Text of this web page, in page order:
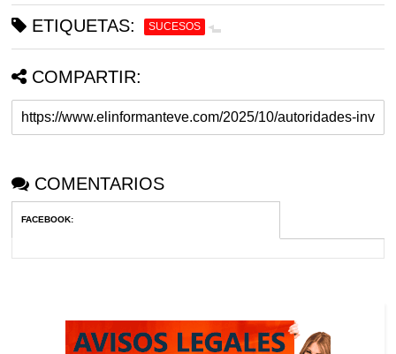
ETIQUETAS: SUCESOS
COMPARTIR:
COMENTARIOS
FACEBOOK: